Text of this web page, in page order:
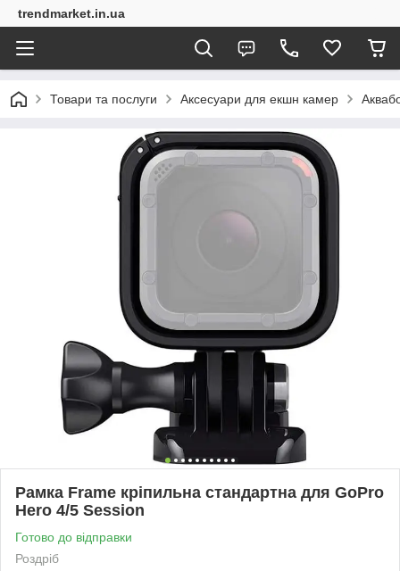
trendmarket.in.ua
Товари та послуги Аксесуари для екшн камер
Рамка Frame кріпильна стандартна для GoPro
Hero 4/5 Session
Готово до відправки
Роздріб